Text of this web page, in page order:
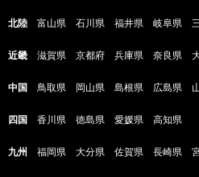
北陸 富山県 石川県 福井県 岐阜県
近畿 滋賀県 京都府 兵庫県 奈良県
中国 鳥取県 岡山県 島根県 広島県
四国 香川県 徳島県 愛媛県 高知県
九州 福岡県 大分県 佐賀県 長崎県